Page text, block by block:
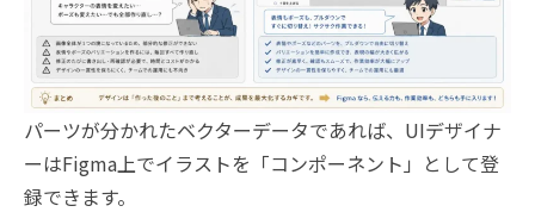
パーツが分かれたベクターデータであれば、UIデザイナ
ーはFigma上でイラストを「コンポーネント」として登
録できます。